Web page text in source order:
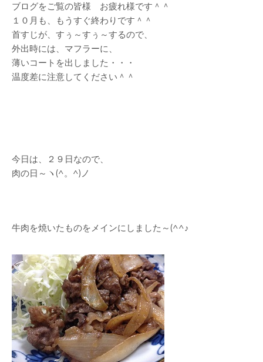
ブログをご覧の皆様 お疲れ様です＾＾
１０月も、もうすぐ終わりです＾＾
首すじが、すぅ～すぅ～するので、
外出時には、マフラーに、
薄いコートを出しました・・・
温度差に注意してください＾＾
今日は、２９日なので、
肉の日～ヽ(^。^)ノ
牛肉を焼いたものをメインにしました～(^^♪